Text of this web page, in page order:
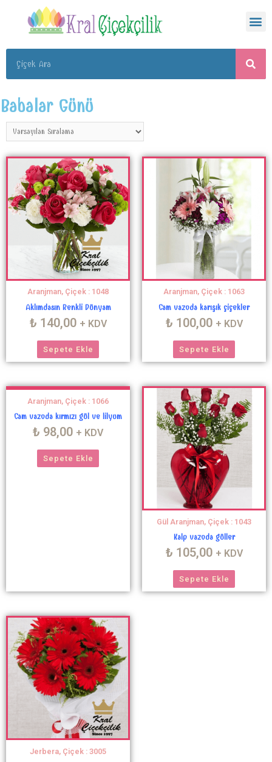
Babalar Günü
Aranjman, Çiçek : 1048
Aklımdasın Renkli Dünyam
₺ 140,00 + KDV
Sepete Ekle
Aranjman, Çiçek : 1063
Cam vazoda karışık çiçekler
₺ 100,00 + KDV
Sepete Ekle
Aranjman, Çiçek : 1066
Cam vazoda kırmızı gül ve lilyum
₺ 98,00 + KDV
Sepete Ekle
Gül Aranjman, Çiçek : 1043
Kalp vazoda güller
₺ 105,00 + KDV
Sepete Ekle
Jerbera, Çiçek : 3005